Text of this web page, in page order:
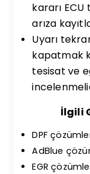
kararı
arıza
Uyarı
kapatmak
tesisat ve
İlgili
DPF
AdBlue
EGR